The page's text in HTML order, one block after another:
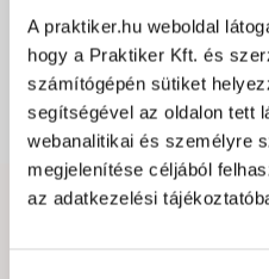
A praktiker.hu weboldal
hogy a Praktiker Kft. és
számítógépén sütiket
segítségével az oldalon tett
webanalitikai és személyre
megjelenítése céljából
az adatkezelési
Csomagolási és súly
Dokumentumok, felelős